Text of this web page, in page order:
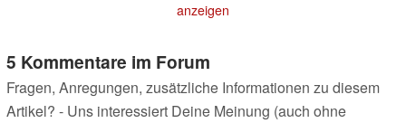
KS2 vor28.03.2022
anzeigen
5 Kommentare im Forum
Fragen, Anregungen, zusätzliche Informationen zu diesem
Artikel? - Uns interessiert Deine Meinung (auch ohne